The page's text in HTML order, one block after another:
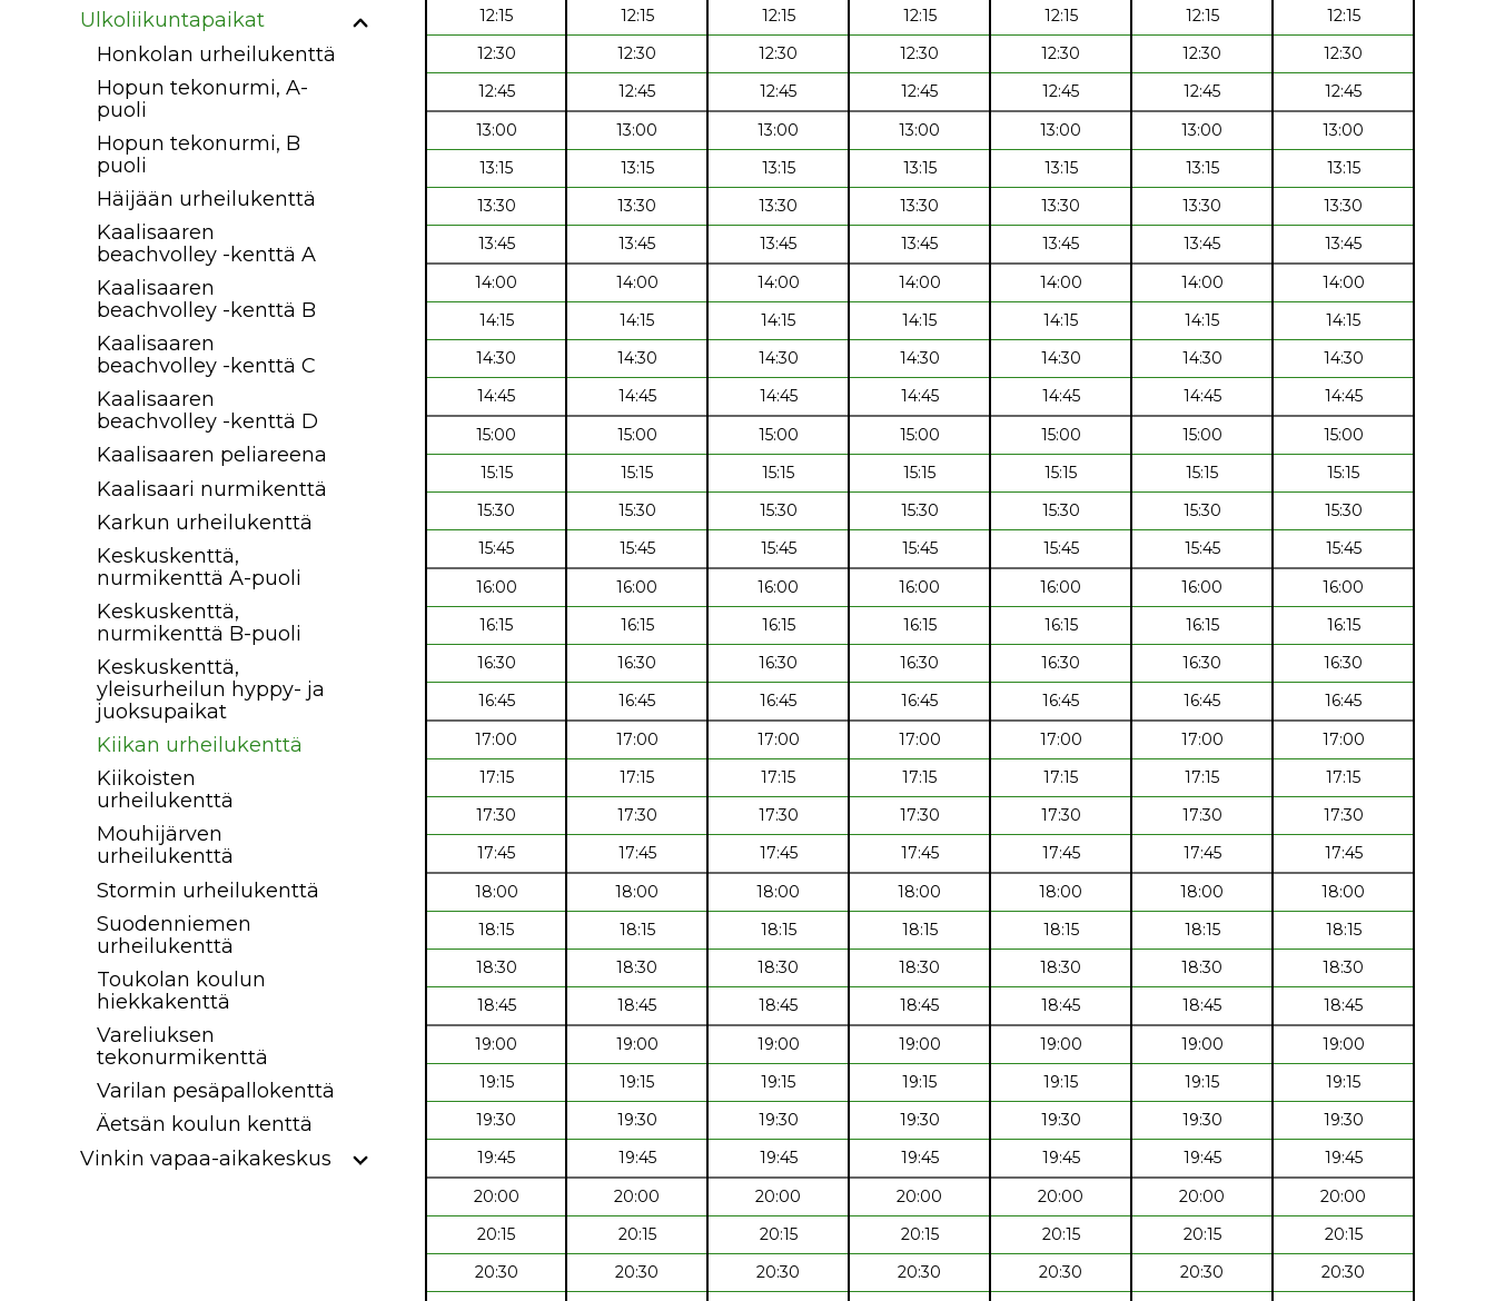
Ulkoliikuntapaikat
Honkolan urheilukenttä
Hopun tekonurmi, A-
puoli
Hopun tekonurmi, B
puoli
Häijään urheilukenttä
Kaalisaaren
beachvolley -kenttä A
Kaalisaaren
beachvolley -kenttä B
Kaalisaaren
beachvolley -kenttä C
Kaalisaaren
beachvolley -kenttä D
Kaalisaaren peliareena
Kaalisaari nurmikenttä
Karkun urheilukenttä
Keskuskenttä,
nurmikenttä A-puoli
Keskuskenttä,
nurmikenttä B-puoli
Keskuskenttä,
yleisurheilun hyppy- ja
juoksupaikat
Kiikan urheilukenttä
Kiikoisten
urheilukenttä
Mouhijärven
urheilukenttä
Stormin urheilukenttä
Suodenniemen
urheilukenttä
Toukolan koulun
hiekkakenttä
Vareliuksen
tekonurmikenttä
Varilan pesäpallokenttä
Äetsän koulun kenttä
Vinkin vapaa-aikakeskus
12:15
12:15 12:15 12:15 12:15 12:15
12:15
12:30
12:30 12:30 12:30 12:30 12:30
12:30
12:45
12:45 12:45 12:45 12:45 12:45
12:45
13:00
13:00 13:00 13:00 13:00 13:00
13:00
13:15
13:15 13:15 13:15 13:15 13:15
13:15
13:30
13:30 13:30 13:30 13:30 13:30
13:30
13:45
13:45 13:45 13:45 13:45 13:45
13:45
14:00
14:00 14:00 14:00 14:00 14:00
14:00
14:15
14:15 14:15 14:15 14:15 14:15
14:15
14:30
14:30 14:30 14:30 14:30 14:30
14:30
14:45
14:45 14:45 14:45 14:45 14:45
14:45
15:00
15:00 15:00 15:00 15:00 15:00
15:00
15:15
15:15 15:15 15:15 15:15 15:15
15:15
15:30
15:30 15:30 15:30 15:30 15:30
15:30
15:45
15:45 15:45 15:45 15:45 15:45
15:45
16:00
16:00 16:00 16:00 16:00 16:00
16:00
16:15
16:15 16:15 16:15 16:15 16:15
16:15
16:30
16:30 16:30 16:30 16:30 16:30
16:30
16:45
16:45 16:45 16:45 16:45 16:45
16:45
17:00
17:00 17:00 17:00 17:00 17:00
17:00
17:15
17:15 17:15 17:15 17:15 17:15
17:15
17:30
17:30 17:30 17:30 17:30 17:30
17:30
17:45
17:45 17:45 17:45 17:45 17:45
17:45
18:00
18:00 18:00 18:00 18:00 18:00
18:00
18:15
18:15 18:15 18:15 18:15 18:15
18:15
18:30
18:30 18:30 18:30 18:30 18:30
18:30
18:45
18:45 18:45 18:45 18:45 18:45
18:45
19:00
19:00 19:00 19:00 19:00 19:00
19:00
19:15
19:15 19:15 19:15 19:15 19:15
19:15
19:30
19:30 19:30 19:30 19:30 19:30
19:30
19:45
19:45 19:45 19:45 19:45 19:45
19:45
20:00
20:00 20:00 20:00 20:00 20:00
20:00
20:15
20:15 20:15 20:15 20:15 20:15
20:15
20:30
20:30 20:30 20:30 20:30 20:30
20:30